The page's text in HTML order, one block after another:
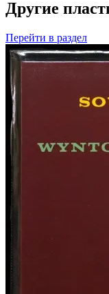
Другие
Перейти в раздел